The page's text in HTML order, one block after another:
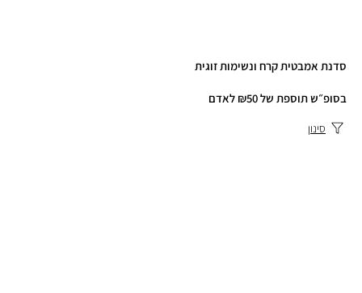
סינון
סדנת אמבטית קרח ונשימות זוגית
בסופ״ש תוספת של ₪50 לאדם